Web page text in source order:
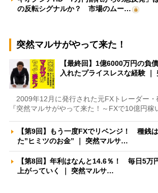
の反転シグナルか？ 市場のムー…
突然マルサがやって来た！
【最終回】1億6000万円の負
入れたプライスレスな経験
2009年12月に発行された元FXトレーダー・
『突然マルサがやって来た！～FXで10億円稼
【第9回】もう一度FXでリベンジ！ 種銭
た”ヒミツのお金” ｜ 突然マルサ…
【第8回】年利はなんと14.6％！ 毎日5万
上がっていく ｜ 突然マルサ…